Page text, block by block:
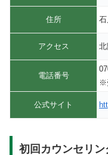
住所
アクセス
電話番号
※
公式サイト
初回カウンセリン